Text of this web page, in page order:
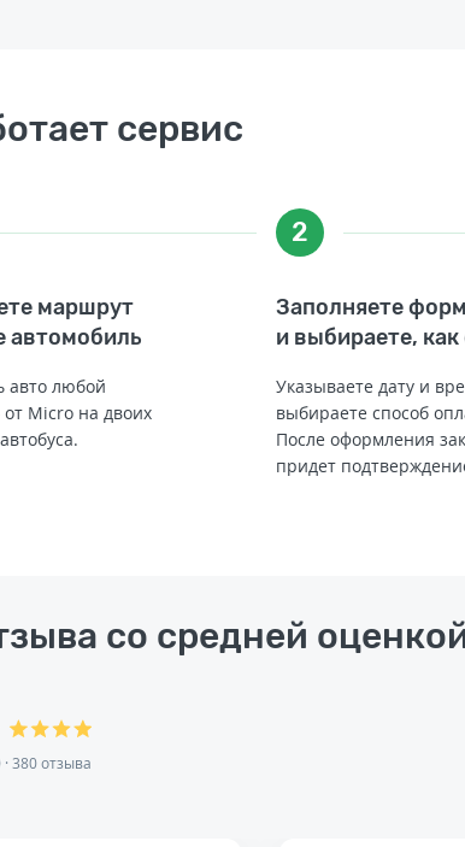
сервис
маршрут
автомобиль
авто любой
Micro на двоих
2
Заполняете
и выбираете, как
Указываете дату и
выбираете способ
После оформления
придет
со средней
· 380 отзыва